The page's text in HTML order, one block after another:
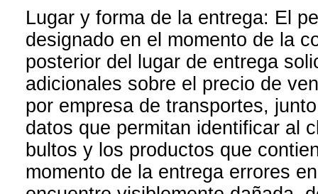
Lugar y forma de la entrega: El
designado en el momento de la
posterior del lugar de entrega
adicionales sobre el precio de
por empresa de transportes,
datos que permitan identificar al
bultos y los productos que
momento de la entrega errores